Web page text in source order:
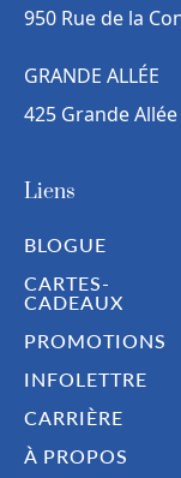
950 Rue de la
GRANDE ALLÉE
425 Grande Allée
Liens
BLOGUE
CARTES-
CADEAUX
PROMOTIONS
INFOLETTRE
CARRIÈRE
À PROPOS